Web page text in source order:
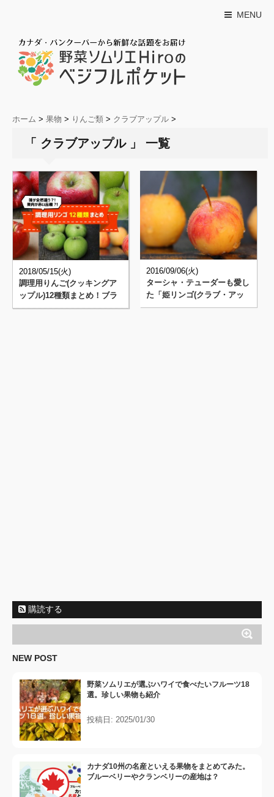
MENU
ホーム > 果物 > りんご類 > クラブアップル >
「 クラブアップル 」 一覧
2018/05/15(火)
調理用りんご(クッキングア
ップル)12種類まとめ！ブラ
ムリー・紅の夢・サワール
2016/09/06(火)
ターシャ・テューダーも愛し
た「姫リンゴ(クラブ・アッ
プル)」写真まとめ14枚。
購読する
NEW POST
野菜ソムリエが選ぶハワイで食べたいフルーツ18
選。珍しい果物も紹介
投稿日: 2025/01/30
カナダ10州の名産といえる果物をまとめてみた。
ブルーベリーやクランベリーの産地は？